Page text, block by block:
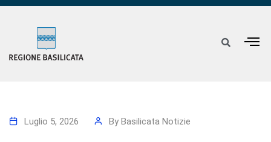
Luglio 5, 2026 By Basilicata Notizie